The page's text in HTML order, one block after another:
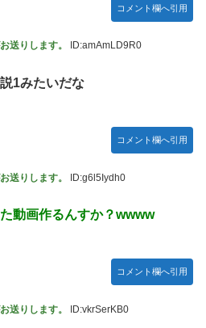
コメント欄へ引用
送りします。 ID:amAmLD9R0
1みたいだな
コメント欄へ引用
送りします。 ID:g6l5Iydh0
動画作るんすか？wwww
コメント欄へ引用
送りします。 ID:vkrSerKB0